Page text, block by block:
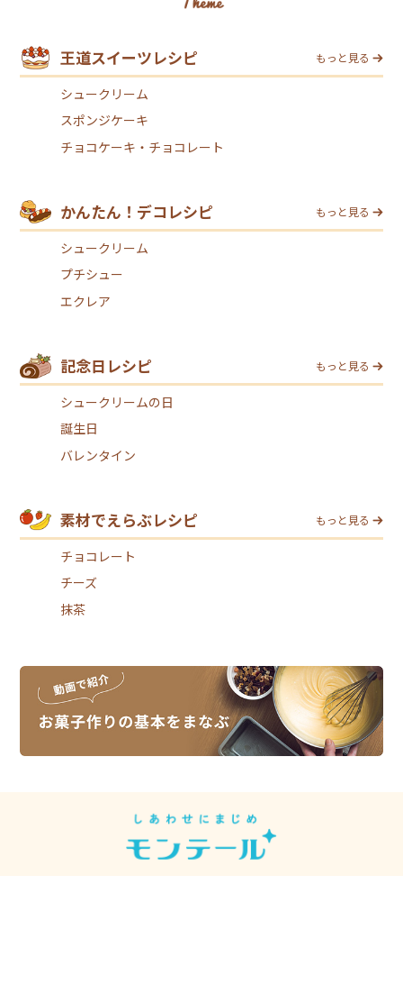
王道スイーツレシピ もっと見る
シュークリーム
スポンジケーキ
チョコケーキ・チョコレート
かんたん！デコレシピ もっと見る
シュークリーム
プチシュー
エクレア
記念日レシピ もっと見る
シュークリームの日
誕生日
バレンタイン
素材でえらぶレシピ もっと見る
チョコレート
チーズ
抹茶